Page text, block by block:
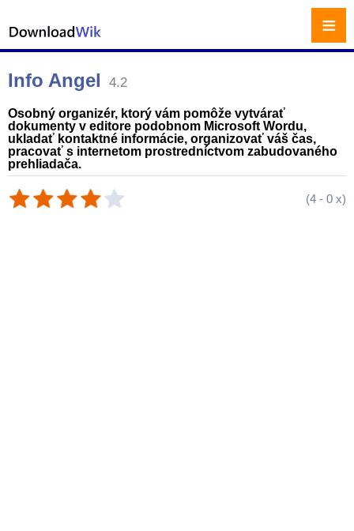
Info Angel 4.2
Osobný organizér, ktorý vám pomôže vytvárať
dokumenty v editore podobnom Microsoft Wordu,
ukladať kontaktné informácie, organizovať váš čas,
pracovať s internetom prostredníctvom zabudovaného
prehliadača.
(4 - 0 x)
≡